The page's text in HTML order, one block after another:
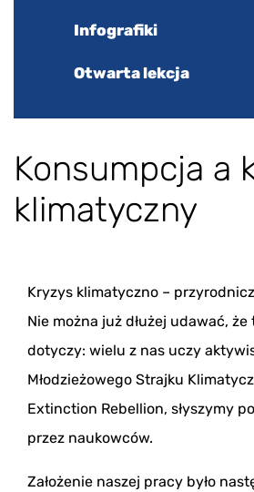
Infografiki
Otwarta lekcja
Konsumpcja a
klimatyczny
Kryzys klimatyczno –
Nie można już dłużej udawać,
dotyczy: wielu z nas uczy
Młodzieżowego Strajku
Extinction Rebellion, słyszymy
przez naukowców.
Założenie naszej pracy było